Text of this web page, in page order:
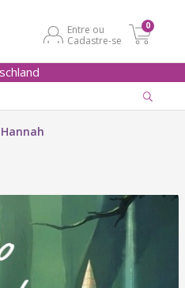
Entre ou
Cadastre-se
0